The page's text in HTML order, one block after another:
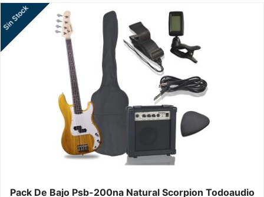
Pack De Bajo Psb-200na Natural Scorpion Todoaudio
Sin Stock